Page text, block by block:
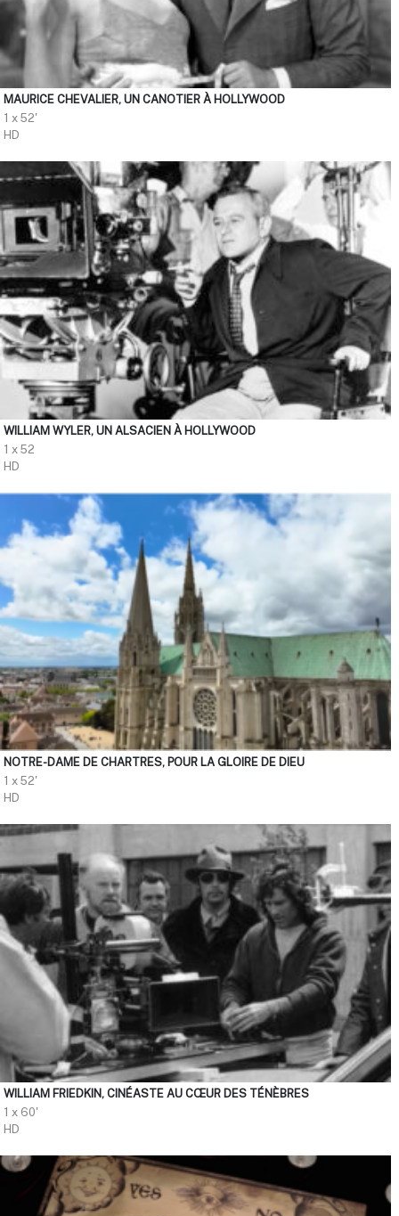
MAURICE CHEVALIER, UN CANOTIER À HOLLYWOOD
1 x 52'
HD
WILLIAM WYLER, UN ALSACIEN À HOLLYWOOD
1 x 52
HD
NOTRE-DAME DE CHARTRES, POUR LA GLOIRE DE DIEU
1 x 52'
HD
WILLIAM FRIEDKIN, CINÉASTE AU CŒUR DES TÉNÈBRES
1 x 60'
HD